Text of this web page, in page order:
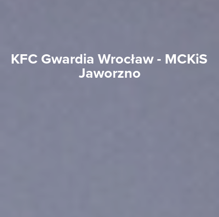
KFC Gwardia Wrocław - MCKiS
Jaworzno